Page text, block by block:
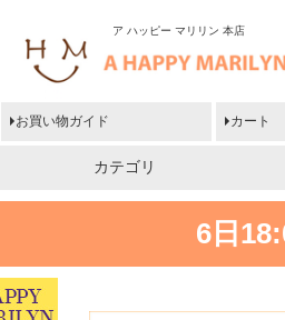
ア ハッピー マリリン 本店
お買い物ガイド カート
カテゴリ
6日